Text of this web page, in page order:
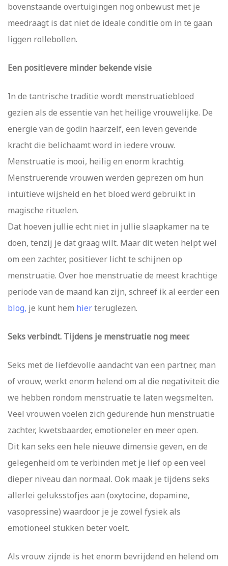
bovenstaande overtuigingen nog onbewust met je
meedraagt is dat niet de ideale conditie om in te gaan
liggen rollebollen.
Een positievere minder bekende visie
In de tantrische traditie wordt menstruatiebloed
gezien als de essentie van het heilige vrouwelijke. De
energie van de godin haarzelf, een leven gevende
kracht die belichaamt word in iedere vrouw.
Menstruatie is mooi, heilig en enorm krachtig.
Menstruerende vrouwen werden geprezen om hun
intuïtieve wijsheid en het bloed werd gebruikt in
magische rituelen.
Dat hoeven jullie echt niet in jullie slaapkamer na te
doen, tenzij je dat graag wilt. Maar dit weten helpt wel
om een zachter, positiever licht te schijnen op
menstruatie. Over hoe menstruatie de meest krachtige
periode van de maand kan zijn, schreef ik al eerder een
blog, je kunt hem hierteruglezen.
Seks verbindt. Tijdens je menstruatie nog meer.
Seks met de liefdevolle aandacht van een partner, man
of vrouw, werkt enorm helend om al die negativiteit die
we hebben rondom menstruatie te laten wegsmelten.
Veel vrouwen voelen zich gedurende hun menstruatie
zachter, kwetsbaarder, emotioneler en meer open.
Dit kan seks een hele nieuwe dimensie geven, en de
gelegenheid om te verbinden met je lief op een veel
dieper niveau dan normaal. Ook maak je tijdens seks
allerlei geluksstofjes aan (oxytocine, dopamine,
vasopressine) waardoor je je zowel fysiek als
emotioneel stukken beter voelt.
Als vrouw zijnde is het enorm bevrijdend en helend om